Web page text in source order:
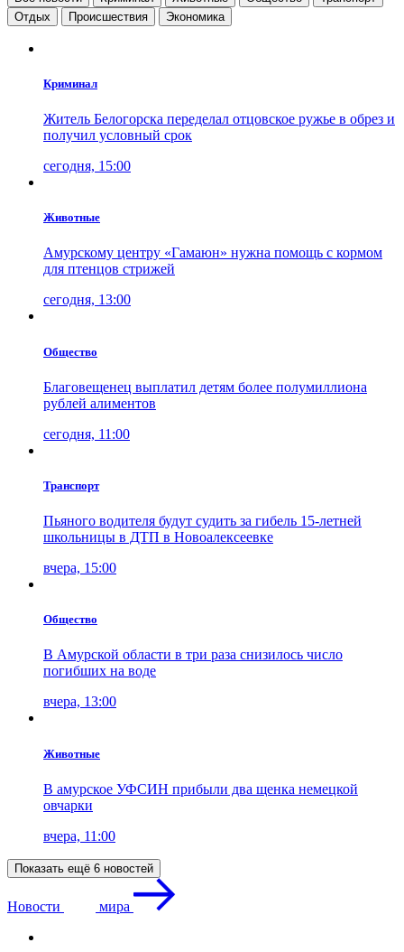
Отдых
Проиcшествия Экономика
Криминал
Житель Белогорска переделал отцовское ружье в обрез и
получил условный срок
сегодня, 15:00
Животные
Амурскому центру «Гамаюн» нужна помощь с кормом
для птенцов стрижей
сегодня, 13:00
Общество
Благовещенец выплатил детям более полумиллиона
рублей алиментов
сегодня, 11:00
Транспорт
Пьяного водителя будут судить за гибель 15-летней
школьницы в ДТП в Новоалексеевке
вчера, 15:00
Общество
В Амурской области в три раза снизилось число
погибших на воде
вчера, 13:00
Животные
В амурское УФСИН прибыли два щенка немецкой
овчарки
вчера, 11:00
Показать ещё 6 новостей
Новости мира